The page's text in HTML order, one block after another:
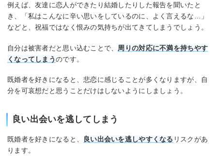
例えば、友達に恋人ができたり結婚したりした報告を聞いたと
き、「私はこんなに辛い思いをしているのに、よく言えるな…」
などと、祝福ではなく恨みの気持ちが出てきてしまうでしょう。
自分は被害者だと思い込むことで、 周りの対応に不満を持ちやす
くなってしまうのです。
既婚者を好きになると、悲恋に感じることが多くなりますが、自
分を可哀想だと思うことだけはしないようにしましょう。
良い出会いを逃してしまう
既婚者を好きになると、 良い出会いを逃しやすくなる リスクがあ
ります。